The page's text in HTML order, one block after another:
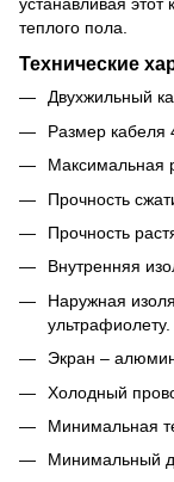
теплого пола.
Технические
Двухжильный
Размер кабеля
Максимальная
Прочность
Прочность
Внутренняя
Наружная
ультрафиолету.
Экран –
Холодный
Минимальная
Минимальный